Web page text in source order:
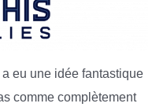
eu une idée fantastique
comme complètement